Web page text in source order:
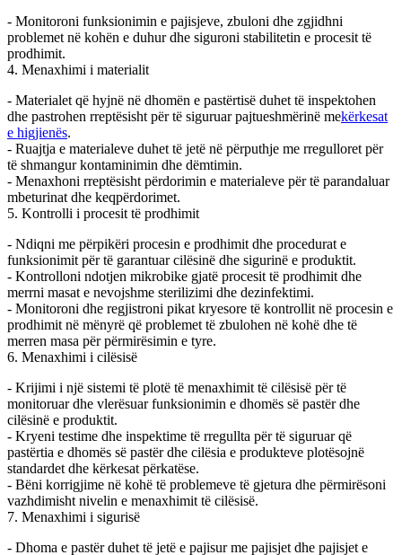
- Monitoroni funksionimin e pajisjeve, zbuloni dhe zgjidhni
problemet në kohën e duhur dhe siguroni stabilitetin e procesit të
prodhimit.
4. Menaxhimi i materialit
- Materialet që hyjnë në dhomën e pastërtisë duhet të inspektohen
dhe pastrohen rreptësisht për të siguruar pajtueshmërinë mekërkesat
e higjienës.
- Ruajtja e materialeve duhet të jetë në përputhje me rregulloret për
të shmangur kontaminimin dhe dëmtimin.
- Menaxhoni rreptësisht përdorimin e materialeve për të parandaluar
mbeturinat dhe keqpërdorimet.
5. Kontrolli i procesit të prodhimit
- Ndiqni me përpikëri procesin e prodhimit dhe procedurat e
funksionimit për të garantuar cilësinë dhe sigurinë e produktit.
- Kontrolloni ndotjen mikrobike gjatë procesit të prodhimit dhe
merrni masat e nevojshme sterilizimi dhe dezinfektimi.
- Monitoroni dhe regjistroni pikat kryesore të kontrollit në procesin e
prodhimit në mënyrë që problemet të zbulohen në kohë dhe të
merren masa për përmirësimin e tyre.
6. Menaxhimi i cilësisë
- Krijimi i një sistemi të plotë të menaxhimit të cilësisë për të
monitoruar dhe vlerësuar funksionimin e dhomës së pastër dhe
cilësinë e produktit.
- Kryeni testime dhe inspektime të rregullta për të siguruar që
pastërtia e dhomës së pastër dhe cilësia e produkteve plotësojnë
standardet dhe kërkesat përkatëse.
- Bëni korrigjime në kohë të problemeve të gjetura dhe përmirësoni
vazhdimisht nivelin e menaxhimit të cilësisë.
7. Menaxhimi i sigurisë
- Dhoma e pastër duhet të jetë e pajisur me pajisjet dhe pajisjet e